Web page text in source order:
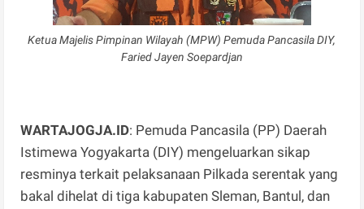
Ketua Majelis Pimpinan Wilayah (MPW) Pemuda Pancasila DIY,
Faried Jayen Soepardjan
WARTAJOGJA.ID: Pemuda Pancasila (PP) Daerah
Istimewa Yogyakarta (DIY) mengeluarkan sikap
resminya terkait pelaksanaan Pilkada serentak yang
bakal dihelat di tiga kabupaten Sleman, Bantul, dan